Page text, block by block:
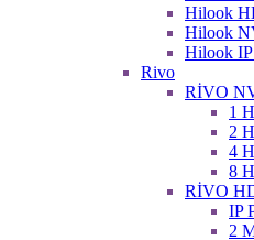
Hilook
Hilook
Hilook IP
Rivo
RİVO
1
2
4
8
RİVO
IP
2